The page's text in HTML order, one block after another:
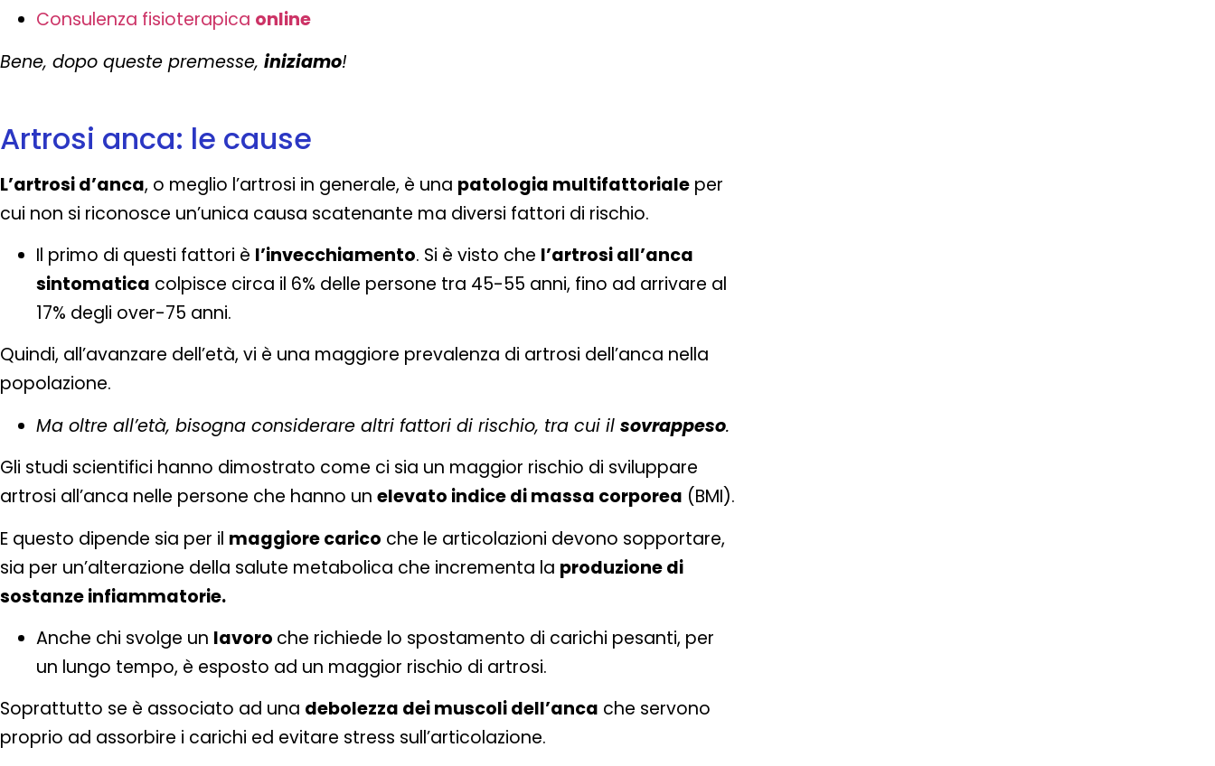
Consulenza fisioterapica online
Bene, dopo queste premesse, iniziamo!
Artrosi anca: le cause
L’artrosi d’anca, o meglio l’artrosi in generale, è una patologia multifattoriale per
cui non si riconosce un’unica causa scatenante ma diversi fattori di rischio.
Il primo di questi fattori è l’invecchiamento. Si è visto che l’artrosi all’anca
sintomatica colpisce circa il 6% delle persone tra 45-55 anni, fino ad arrivare al
17% degli over-75 anni.
Quindi, all’avanzare dell’età, vi è una maggiore prevalenza di artrosi dell’anca nella
popolazione.
Ma oltre all’età, bisogna considerare altri fattori di rischio, tra cui il sovrappeso.
Gli studi scientifici hanno dimostrato come ci sia un maggior rischio di sviluppare
artrosi all’anca nelle persone che hanno un elevato indice di massa corporea (BMI).
E questo dipende sia per il maggiore carico che le articolazioni devono sopportare,
sia per un’alterazione della salute metabolica che incrementa la produzione di
sostanze infiammatorie.
Anche chi svolge un lavoro che richiede lo spostamento di carichi pesanti, per
un lungo tempo, è esposto ad un maggior rischio di artrosi.
Soprattutto se è associato ad una debolezza dei muscoli dell’anca che servono
proprio ad assorbire i carichi ed evitare stress sull’articolazione.